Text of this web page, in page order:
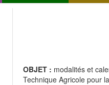
OBJET : modalités et
Technique Agricole pour